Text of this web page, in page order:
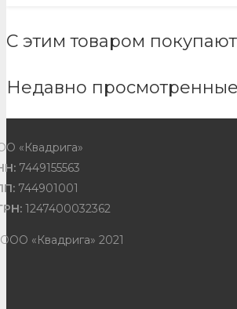
С этим товаром покупают
Недавно
«Квадрига»
7449155563
744901001
1247400032362
«Квадрига» 2021